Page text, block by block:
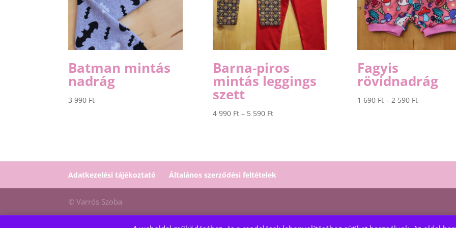
Batman mintás
nadrág
3 990 Ft
Barna-piros
mintás leggings
szett
4 990 Ft – 5 590 FtÁrtartomány:
5
590 Ft
Fagyis
rövidnadrág
1 690 Ft – 2 590 Ft
Adatkezelési tájékoztató
Általános szerződési feltételek
© Varrós Szoba